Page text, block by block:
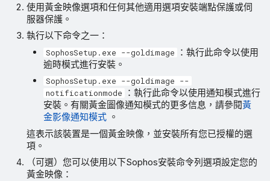
使用黃金映像選項和任何其他適用選項安裝端點保護或伺
服器保護。
執行以下命令之一：
SophosSetup.exe --goldimage
：執行此命令以使用
逾時模式進行安裝。
SophosSetup.exe --goldimage --
notificationmode
：執行此命令以使用通知模式進行
安裝。有關黃金圖像通知模式的更多信息，請參閱黃
金影像通知模式 。
這表示該裝置是一個黃金映像，並安裝所有您已授權的選
項。
（可選）您可以使用以下Sophos安裝命令列選項設定您的
黃金映像：